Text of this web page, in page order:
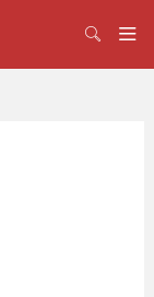
 